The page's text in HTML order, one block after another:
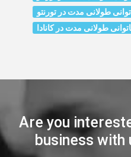
طولانی مدت در تورنتو
طولانی مدت در کانادا
Are you
business